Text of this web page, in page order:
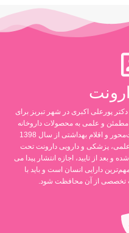
دکتر پورعلی اکبری در شهر تبریز برای
و علمی به محصولات داروخانه
ای، مکمل‌های تغذیه‌ای، فرآورده‌های سلامت‌محور و اقلام بهداشتی از سال 1398
پزشکی و دارویی دارونت تحت
و بعد از تایید، اجازه انتشار پیدا می
دارایی انسان است و باید با
تخصصی از آن محافظت شود.